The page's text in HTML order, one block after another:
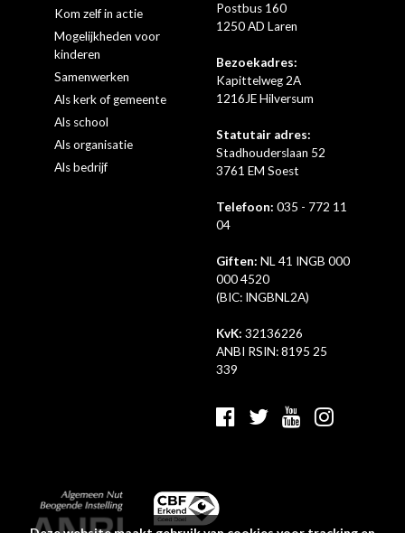
Kom zelf in actie
Mogelijkheden voor
kinderen
Samenwerken
Als kerk of gemeente
Als school
Als organisatie
Als bedrijf
Postbus 160
1250 AD Laren
Bezoekadres:
Kapittelweg 2A
1216JE Hilversum
Statutair adres:
Stadhouderslaan 52
3761 EM Soest
Telefoon: 035 - 772 11
04
Giften: NL 41 INGB 000
000 4520
(BIC: INGBNL2A)
KvK: 32136226
ANBI RSIN: 8195 25
339